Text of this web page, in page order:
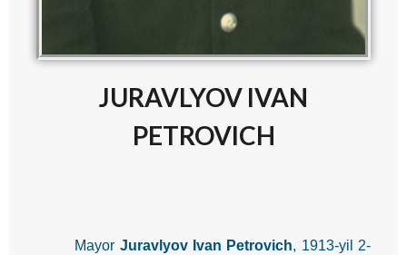
JURAVLYOV IVAN
PETROVICH
Mayor Juravlyov Ivan Petrovich, 1913-yil 2-